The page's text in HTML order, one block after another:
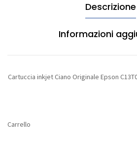
Descrizione
Informazioni
Cartuccia inkjet Ciano Originale Epson
Carrello